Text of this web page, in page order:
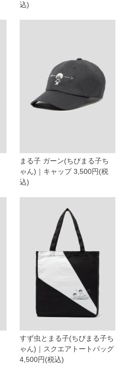
込)
まる子 ガーン(ちびまる子ち
ゃん)｜キャップ 3,500円(税
込)
すず虫とまる子(ちびまる子ち
ゃん)｜スクエアトートバッグ
4,500円(税込)